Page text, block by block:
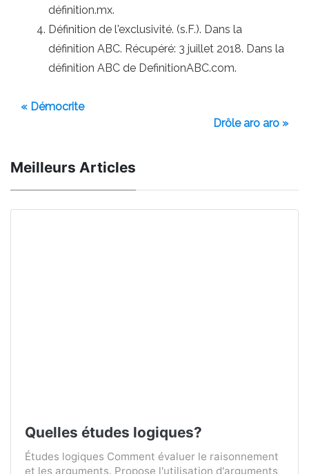
définition.mx.
Définition de l'exclusivité. (s.F.). Dans la
définition ABC. Récupéré: 3 juillet 2018. Dans la
définition ABC de DefinitionABC.com.
« Démocrite
Drôle aro aro »
Meilleurs Articles
Quelles études logiques?
Études logiques Comment évaluer le raisonnement
et les arguments. Propose l'utilisation d'arguments